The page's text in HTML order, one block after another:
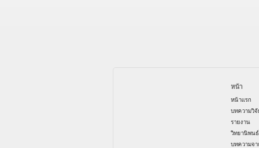
หน้า
หน้าแรก
บทความวิจั
รายงาน
วิทยานิพนธ์
บทความจา